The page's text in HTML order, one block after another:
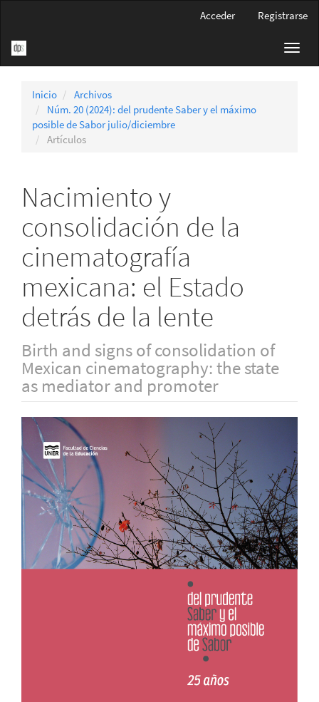
Barra
Acceder Registrarse
Inicio
Archivos
Núm. 20 (2024): del prudente Saber y el máximo
posible de Sabor julio/diciembre
Artículos
Nacimiento y
consolidación de la
cinematografía
mexicana: el Estado
detrás de la lente
Birth and signs of consolidation of
Mexican cinematography: the state
as mediator and promoter
Barra
lateral
del
artículo